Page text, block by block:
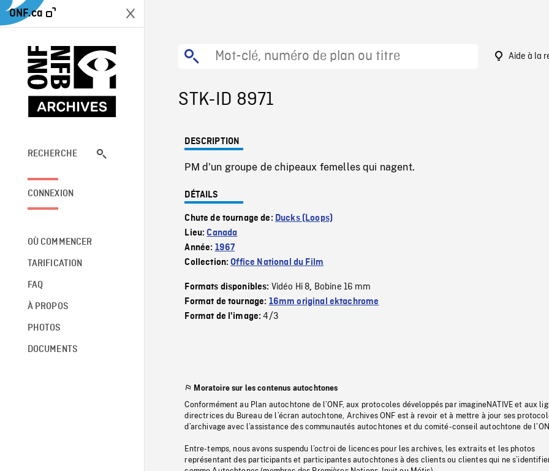
ONF.ca
RECHERCHE
CONNEXION
OÙ COMMENCER
TARIFICATION
FAQ
À PROPOS
PHOTOS
DOCUMENTS
Aide à la
STK-ID 8971
DESCRIPTION
PM d'un groupe de chipeaux femelles qui nagent.
DÉTAILS
Chute de tournage de: Ducks (Loops)
Lieu:Canada
Année: 1967
Collection:Office National du Film
Formats disponibles: Vidéo Hi 8, Bobine 16 mm
Format de tournage: 16mm original ektachrome
Format de l'image:4/3
Moratoire sur les contenus autochtones
Conformément au Plan autochtone de l’ONF, aux protocoles développés par imagineNATIVE et aux
directrices du Bureau de l’écran autochtone, Archives ONF est à revoir et à mettre à jour ses
d’archivage avec l’assistance des communautés autochtones et du comité-conseil autochtone de
Entre-temps, nous avons suspendu l’octroi de licences pour les archives, les extraits et les photos
représentant des participants et participantes autochtones à des clients ou clientes qui ne